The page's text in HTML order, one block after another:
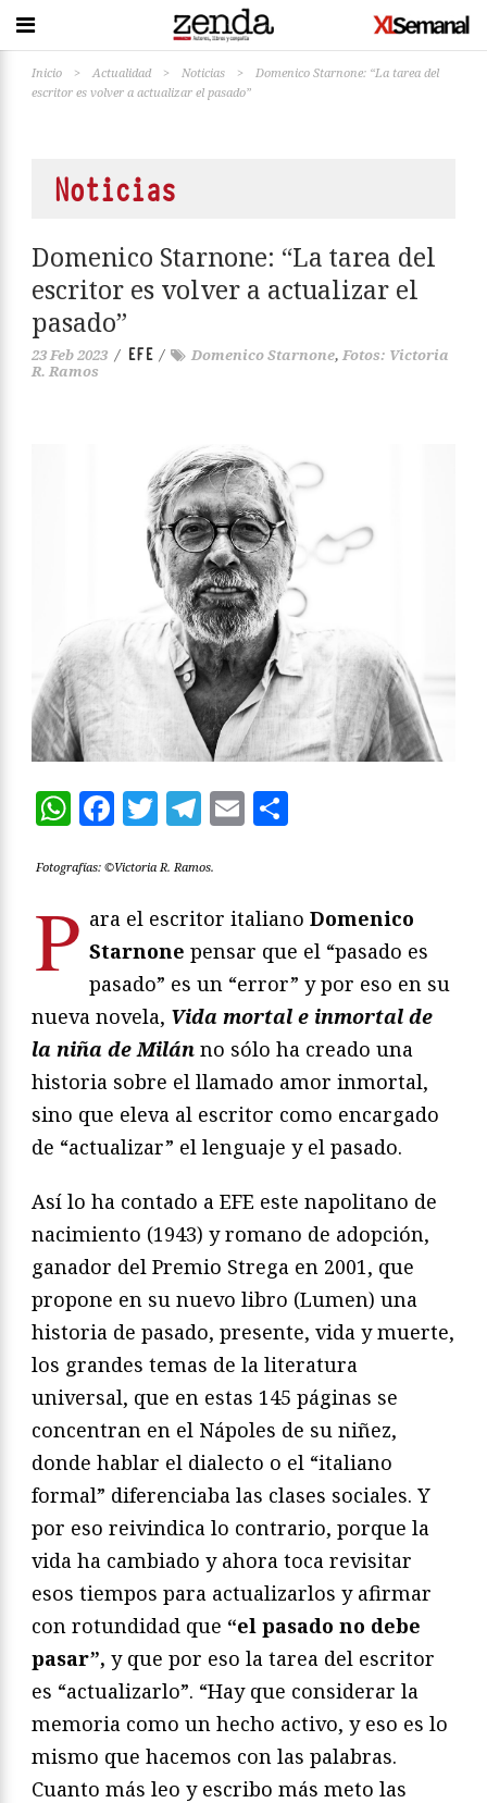
Inicio > Actualidad > Noticias >
Domenico Starnone: “La tarea del
escritor es volver a actualizar el pasado”
Noticias
Domenico Starnone: “La tarea del
escritor es volver a actualizar el
pasado”
23 Feb 2023 / EFE / Domenico Starnone, Fotos: Victoria
R. Ramos
WhatsApp
Facebook
Twitter
Telegram
Email
Fotografías: ©Victoria R. Ramos.
P ara el escritor italiano Domenico
Starnone pensar que el “pasado es
pasado” es un “error” y por eso en su
nueva novela, Vida mortal e inmortal de
la niña de Milán no sólo ha creado una
historia sobre el llamado amor inmortal,
sino que eleva al escritor como encargado
de “actualizar” el lenguaje y el pasado.
Así lo ha contado a EFE este napolitano de
nacimiento (1943) y romano de adopción,
ganador del Premio Strega en 2001, que
propone en su nuevo libro (Lumen) una
historia de pasado, presente, vida y muerte,
los grandes temas de la literatura
universal, que en estas 145 páginas se
concentran en el Nápoles de su niñez,
donde hablar el dialecto o el “italiano
formal” diferenciaba las clases sociales. Y
por eso reivindica lo contrario, porque la
vida ha cambiado y ahora toca revisitar
esos tiempos para actualizarlos y afirmar
con rotundidad que “el pasado no debe
pasar”, y que por eso la tarea del escritor
es “actualizarlo”. “Hay que considerar la
memoria como un hecho activo, y eso es lo
mismo que hacemos con las palabras.
Cuanto más leo y escribo más meto las